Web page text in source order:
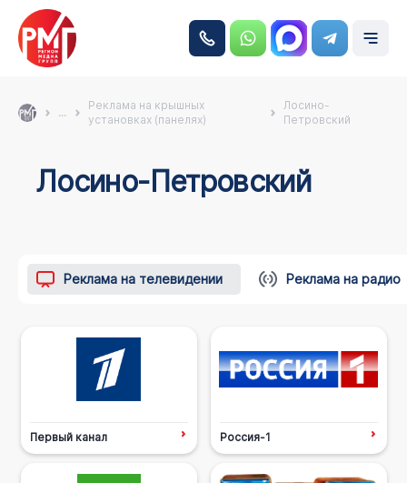
...
Реклама на крышных
установках (панелях)
Лосино-
Петровский
Лосино-Петровский
Реклама на телевидении Реклама на радио
Первый канал Россия-1